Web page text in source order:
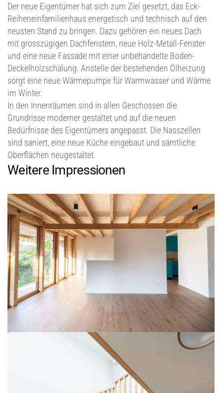
Der neue Eigentümer hat sich zum Ziel gesetzt, das Eck-
Reihen­einfamilien­haus energetisch und technisch auf den
neusten Stand zu bringen. Dazu gehören ein neues Dach
mit grosszügigen Dachfenstern, neue Holz-Metall-Fenster
und eine neue Fassade mit einer unbehandelte Boden-
Deckel­holzschalung. Anstelle der bestehenden Ölheizung
sorgt eine neue Wärmepumpe für Warmwasser und Wärme
im Winter.
In den Innen­räumen sind in allen Geschossen die
Grundrisse moderner gestaltet und auf die neuen
Bedürfnisse des Eigentümers angepasst. Die Nasszellen
sind saniert, eine neue Küche eingebaut und sämtliche
Oberflächen neugestaltet.
Weitere Impressionen